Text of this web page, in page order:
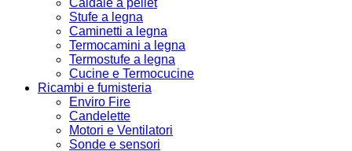
Caldaie a pellet
Stufe a legna
Caminetti a legna
Termocamini a legna
Termostufe a legna
Cucine e Termocucine
Ricambi e fumisteria
Enviro Fire
Candelette
Motori e Ventilatori
Sonde e sensori